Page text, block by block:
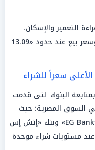
التعمير والإسكان،
مسجلاً سعر شراء بلغ «13.05 جنيه»، وسعر بيع عند حدود «13.09
سعراً للشراء
البنوك التي قدمت
السوق المصرية؛ حيث
تلاقت قراءات البنك المصري الخليجي «EG Bank» وبنك «إتش إس
مستويات شراء موحدة